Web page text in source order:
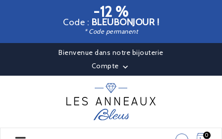
-12 %
Code : BLEUBONJOUR !
* Code permanent
Bienvenue dans notre bijouterie
Compte 
0